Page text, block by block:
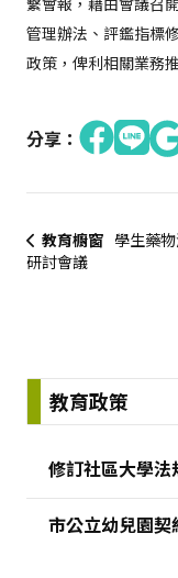
管理辦法、評鑑指標
政策，俾利相關業務
分享：
教育櫥窗 學生藥
研討會議
:::教育政策
修訂社區大學
市公立幼兒園